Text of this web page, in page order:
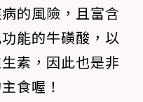
的風險，且富含
能的牛磺酸，以
素，因此也是非
食喔！